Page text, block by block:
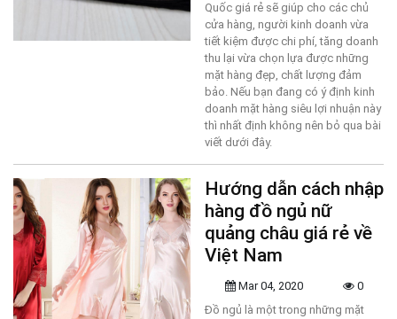
Quốc giá rẻ sẽ giúp cho các chủ
cửa hàng, người kinh doanh vừa
tiết kiệm được chi phí, tăng doanh
thu lại vừa chọn lựa được những
mặt hàng đẹp, chất lượng đảm
bảo. Nếu bạn đang có ý định kinh
doanh mặt hàng siêu lợi nhuận này
thì nhất định không nên bỏ qua bài
viết dưới đây.
Hướng dẫn cách nhập
hàng đồ ngủ nữ
quảng châu giá rẻ về
Việt Nam
Mar 04, 2020
0
Đồ ngủ là một trong những mặt